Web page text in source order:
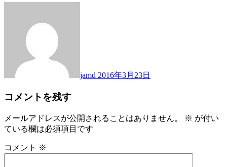
jamd 2016年3月23日
コメントを残す
メールアドレスが公開されることはありません。 ※ が付い
ている欄は必須項目です
コメント ※